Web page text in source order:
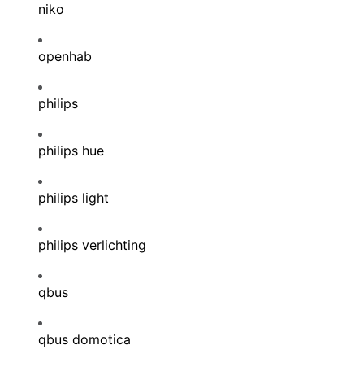
niko
openhab
philips
philips hue
philips light
philips verlichting
qbus
qbus domotica